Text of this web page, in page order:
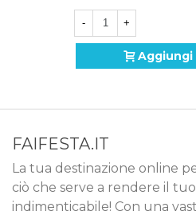
- +
Aggiungi
FAIFESTA.IT
La tua destinazione online
ciò che serve a rendere il
indimenticabile! Con una